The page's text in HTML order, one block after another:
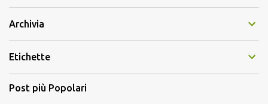
Archivia
Etichette
Post più Popolari